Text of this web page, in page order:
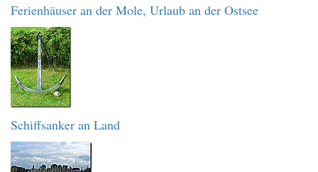
Ferienhäuser an der Mole, Urlaub an der Ostsee
Schiffsanker an Land